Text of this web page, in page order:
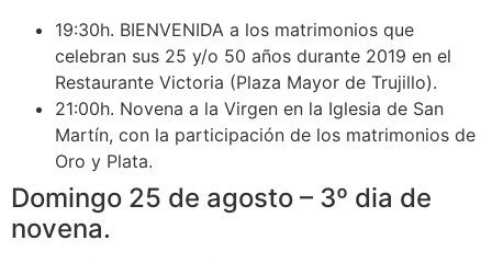
19:30h. BIENVENIDA a los matrimonios que
celebran sus 25 y/o 50 años durante 2019 en el
Restaurante Victoria (Plaza Mayor de Trujillo).
21:00h. Novena a la Virgen en la Iglesia de San
Martín, con la participación de los matrimonios de
Oro y Plata.
Domingo 25 de agosto – 3º dia de
novena.